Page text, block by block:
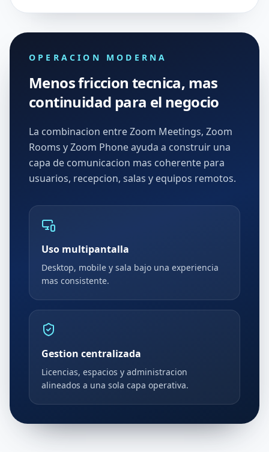
OPERACION MODERNA
Menos friccion tecnica, mas
continuidad para el negocio
La combinacion entre Zoom Meetings, Zoom
Rooms y Zoom Phone ayuda a construir una
capa de comunicacion mas coherente para
usuarios, recepcion, salas y equipos remotos.
Uso multipantalla
Desktop, mobile y sala bajo una experiencia
mas consistente.
Gestion centralizada
Licencias, espacios y administracion
alineados a una sola capa operativa.